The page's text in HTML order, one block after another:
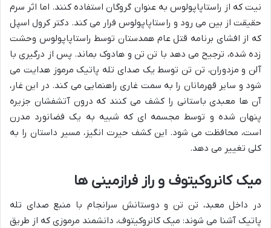
نیت که از راستاپاپولوس به عنوان گروگان استفاده کنند. اما اثر سرم
حقیقت از بین می رود و راستاپاپولوس فرار می کند. دکتر کرول اسپل
که از افشای برنامه قتل عام همدستان توسط راستاپاپولوس وحشت
زده شده، ترجیح می دهد با تن تن و هادوک بماند. پس از درگیری با
آلن و مزدوران، تن تن توسط یک صدای تله پاتیک مرموز هدایت می
شود و سایر قهرمانان را به سمت غاری راهنمایی می کند. در این غار،
آن ها معبدی باستانی را کشف می کنند که درون آتشفشان جزیره
پنهان شده و توسط مجسمه ای که شبیه به یک فضانورد مدرن
است، محافظت می شود. این کشف حیرت انگیز، مسیر داستان را به
کلی تغییر می دهد.
میک کانروکیتوف و راز فرازمینی ها
در داخل معبد، تن تن و دوستانش سرانجام با منبع صدای تله
پاتیک آشنا می شوند: میک کانروکیتوف، دانشمند مرموزی که از طریق